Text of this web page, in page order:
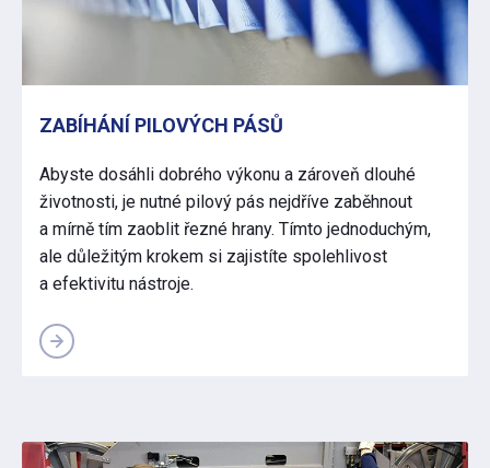
ZABÍHÁNÍ PILOVÝCH PÁSŮ
Abyste dosáhli dobrého výkonu a zároveň dlouhé
životnosti, je nutné pilový pás nejdříve zaběhnout
a mírně tím zaoblit řezné hrany. Tímto jednoduchým,
ale důležitým krokem si zajistíte spolehlivost
a efektivitu nástroje.